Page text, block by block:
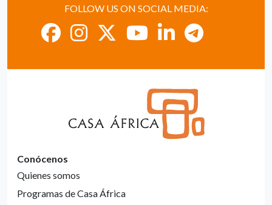
FOLLOW US ON SOCIAL MEDIA:
Conócenos
Quienes somos
Programas de Casa África